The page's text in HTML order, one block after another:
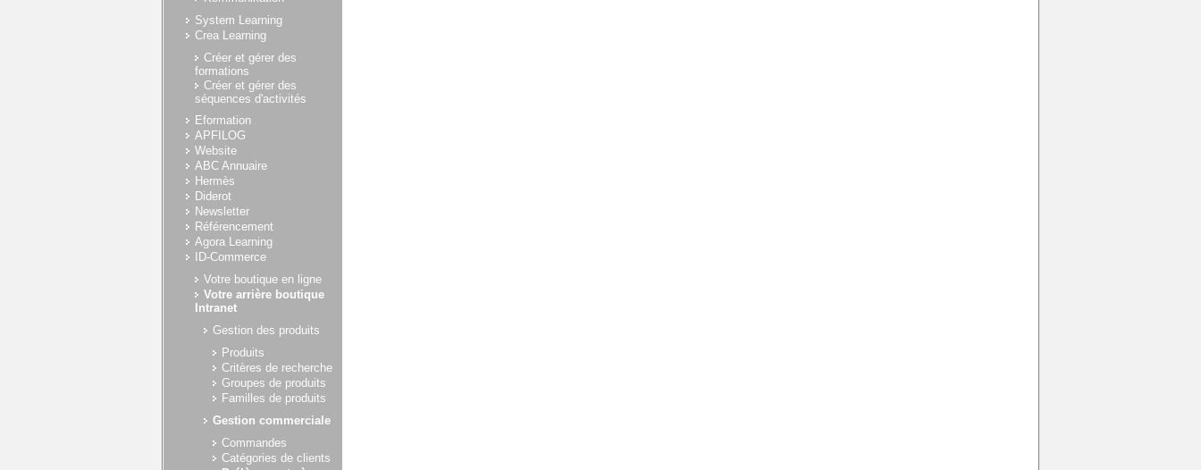
System Learning
Crea Learning
Créer et gérer des
formations
Créer et gérer des
séquences d'activités
Eformation
APFILOG
Website
ABC Annuaire
Hermès
Diderot
Newsletter
Référencement
Agora Learning
ID-Commerce
Votre boutique en ligne
Votre arrière boutique
Intranet
Gestion des produits
Produits
Critères de recherche
Groupes de produits
Familles de produits
Gestion commerciale
Commandes
Catégories de clients